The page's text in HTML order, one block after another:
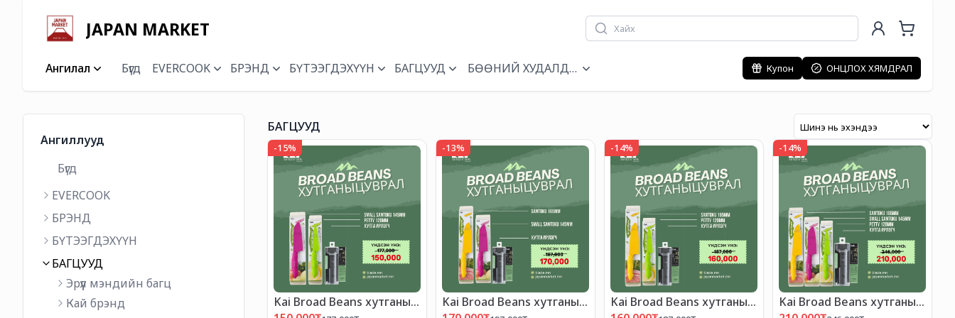
JAPAN MARKET
Ангилал Бүгд EVERCOOK БРЭНД БҮТЭЭГДЭХҮҮН БАГЦУУД БӨӨНИЙ ХУДАЛДАА Купон ОНЦЛОХ ХЯМДРАЛ
Ангиллууд
Бүгд
EVERCOOK
БРЭНД
БҮТЭЭГДЭХҮҮН
БАГЦУУД
Эрүүл мэндийн багц
Кай брэнд
БАГЦУУД
-15%
Kai Broad Beans хутганы
-13%
Kai Broad Beans хутганы
-14%
Kai Broad Beans хутганы
-14%
Kai Broad Beans хутганы